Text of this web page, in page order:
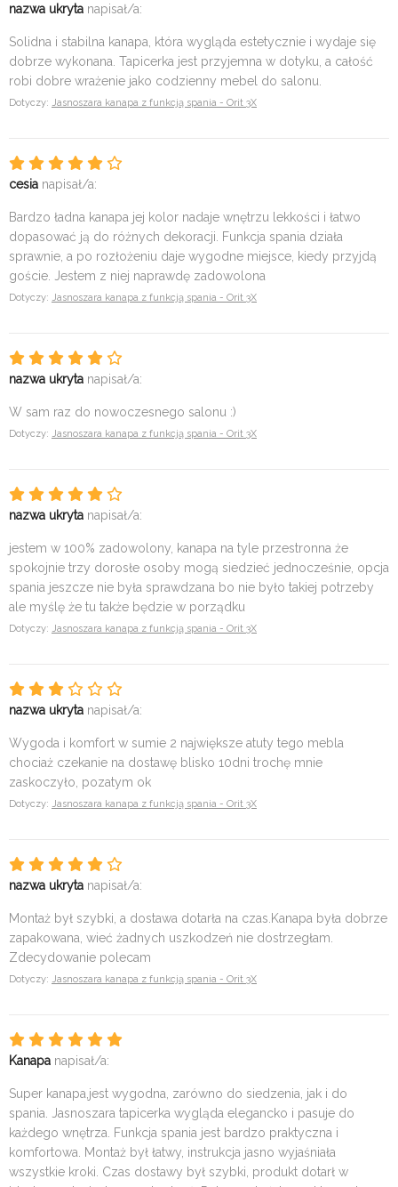
nazwa ukryta napisał/a:
Solidna i stabilna kanapa, która wygląda estetycznie i wydaje się
dobrze wykonana. Tapicerka jest przyjemna w dotyku, a całość
robi dobre wrażenie jako codzienny mebel do salonu.
Dotyczy: Jasnoszara kanapa z funkcją spania - Orit 3X
cesia napisał/a:
Bardzo ładna kanapa jej kolor nadaje wnętrzu lekkości i łatwo
dopasować ją do różnych dekoracji. Funkcja spania działa
sprawnie, a po rozłożeniu daje wygodne miejsce, kiedy przyjdą
goście. Jestem z niej naprawdę zadowolona
Dotyczy: Jasnoszara kanapa z funkcją spania - Orit 3X
nazwa ukryta napisał/a:
W sam raz do nowoczesnego salonu :)
Dotyczy: Jasnoszara kanapa z funkcją spania - Orit 3X
nazwa ukryta napisał/a:
jestem w 100% zadowolony, kanapa na tyle przestronna że
spokojnie trzy dorosłe osoby mogą siedzieć jednocześnie, opcja
spania jeszcze nie była sprawdzana bo nie było takiej potrzeby
ale myślę że tu także będzie w porządku
Dotyczy: Jasnoszara kanapa z funkcją spania - Orit 3X
nazwa ukryta napisał/a:
Wygoda i komfort w sumie 2 największe atuty tego mebla
chociaż czekanie na dostawę blisko 10dni trochę mnie
zaskoczyło, pozatym ok
Dotyczy: Jasnoszara kanapa z funkcją spania - Orit 3X
nazwa ukryta napisał/a:
Montaż był szybki, a dostawa dotarła na czas.Kanapa była dobrze
zapakowana, wieć żadnych uszkodzeń nie dostrzegłam.
Zdecydowanie polecam
Dotyczy: Jasnoszara kanapa z funkcją spania - Orit 3X
Kanapa napisał/a:
Super kanapa,jest wygodna, zarówno do siedzenia, jak i do
spania. Jasnoszara tapicerka wygląda elegancko i pasuje do
każdego wnętrza. Funkcja spania jest bardzo praktyczna i
komfortowa. Montaż był łatwy, instrukcja jasno wyjaśniała
wszystkie kroki. Czas dostawy był szybki, produkt dotarł w